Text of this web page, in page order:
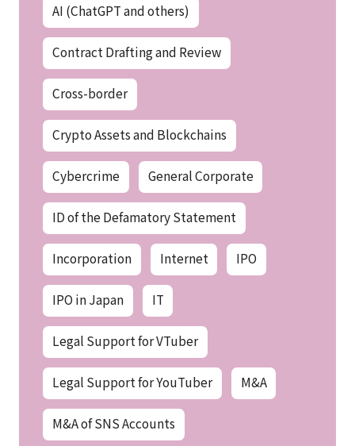
AI (ChatGPT and others)
Contract Drafting and Review
Cross-border
Crypto Assets and Blockchains
Cybercrime General Corporate
ID of the Defamatory Statement
Incorporation Internet IPO
IPO in Japan IT
Legal Support for VTuber
Legal Support for YouTuber M&A
M&A of SNS Accounts